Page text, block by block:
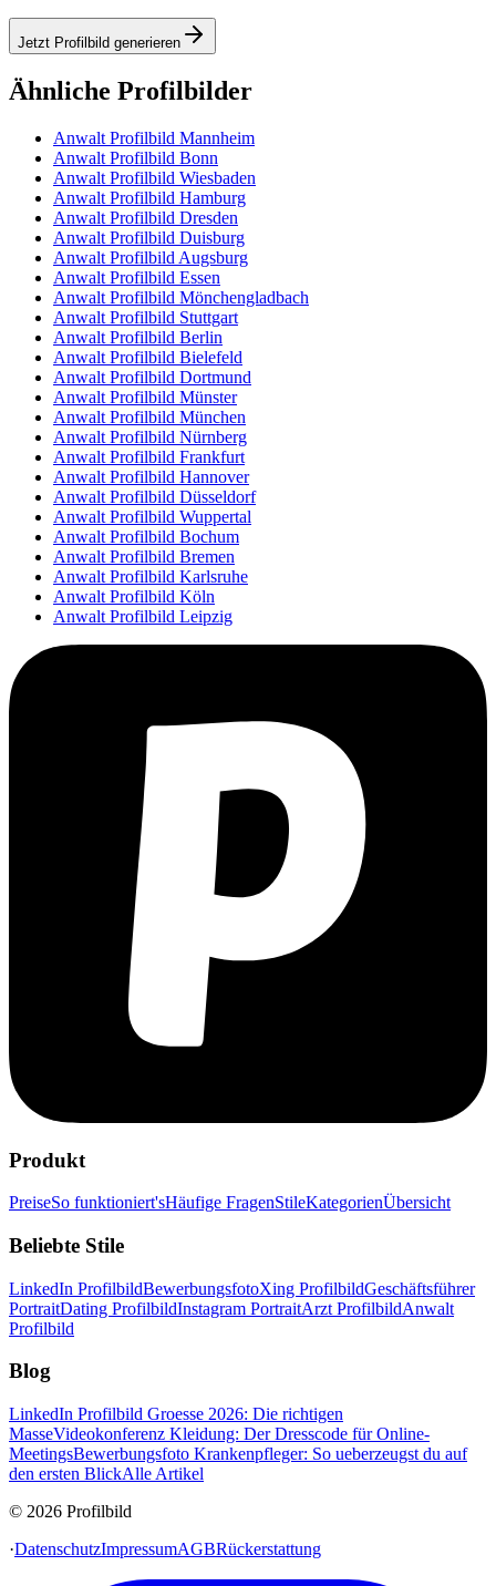
Jetzt Profilbild generieren
Ähnliche Profilbilder
Anwalt Profilbild Mannheim
Anwalt Profilbild Bonn
Anwalt Profilbild Wiesbaden
Anwalt Profilbild Hamburg
Anwalt Profilbild Dresden
Anwalt Profilbild Duisburg
Anwalt Profilbild Augsburg
Anwalt Profilbild Essen
Anwalt Profilbild Mönchengladbach
Anwalt Profilbild Stuttgart
Anwalt Profilbild Berlin
Anwalt Profilbild Bielefeld
Anwalt Profilbild Dortmund
Anwalt Profilbild Münster
Anwalt Profilbild München
Anwalt Profilbild Nürnberg
Anwalt Profilbild Frankfurt
Anwalt Profilbild Hannover
Anwalt Profilbild Düsseldorf
Anwalt Profilbild Wuppertal
Anwalt Profilbild Bochum
Anwalt Profilbild Bremen
Anwalt Profilbild Karlsruhe
Anwalt Profilbild Köln
Anwalt Profilbild Leipzig
Produkt
PreiseSo funktioniert'sHäufige FragenStileKategorienÜbersicht
Beliebte Stile
LinkedIn ProfilbildBewerbungsfotoXing ProfilbildGeschäftsführer
PortraitDating ProfilbildInstagram PortraitArzt ProfilbildAnwalt
Profilbild
Blog
LinkedIn Profilbild Groesse 2026: Die richtigen
MasseVideokonferenz Kleidung: Der Dresscode für Online-
MeetingsBewerbungsfoto Krankenpfleger: So ueberzeugst du auf
den ersten BlickAlle Artikel
© 2026 Profilbild
·DatenschutzImpressumAGBRückerstattung